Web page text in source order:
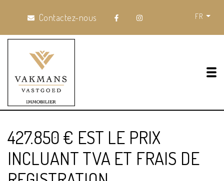
Contactez-nous FR
427.850 € EST LE PRIX
INCLUANT TVA ET FRAIS DE